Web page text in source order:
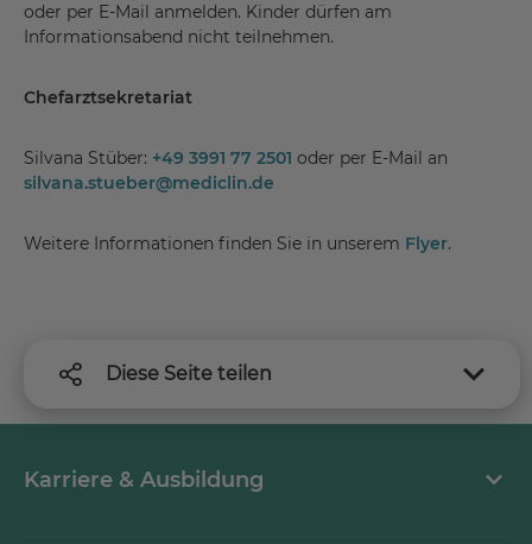
oder per E-Mail anmelden. Kinder dürfen am
Informationsabend nicht teilnehmen.
Chefarztsekretariat
Silvana Stüber: +49 3991 77 2501 oder per E-Mail an
silvana.stueber@mediclin.de
Weitere Informationen finden Sie in unserem Flyer.
Diese Seite teilen
Karriere & Ausbildung